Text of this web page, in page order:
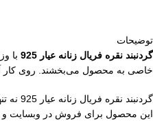
توضیحات
گردنبند نقره فریال زنانه عیار 925
با وزن 3.14 گرم و فاصله دو بال در
خاصی به محصول می‌بخشند. روی کار
گردنبند نقره فریال زنانه عیار 925 نه تنها یک انتخاب مناسب برای استفاده روزمره است، بلکه به عنوان هدیه‌ای خاص در مناسبت‌های ویژه مانند
این محصول برای فروش در وبسایت و